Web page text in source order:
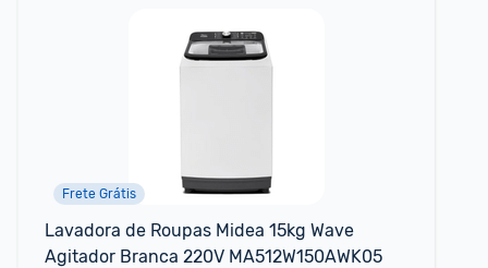
Frete Grátis
Lavadora de Roupas Midea 15kg Wave
Agitador Branca 220V MA512W150AWK05